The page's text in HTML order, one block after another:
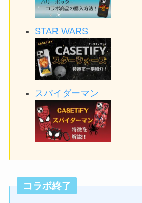
STAR WARS
スパイダーマン
コラボ終了